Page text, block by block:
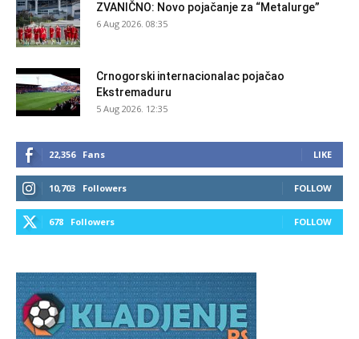
ZVANIČNO: Novo pojačanje za “Metalurge”
6 Aug 2026. 08:35
Crnogorski internacionalac pojačao
Ekstremaduru
5 Aug 2026. 12:35
22,356 Fans LIKE
10,703 Followers FOLLOW
678 Followers FOLLOW